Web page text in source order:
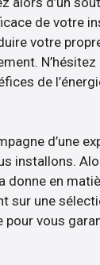
de votre
votre
de
d’une
installons.
donne en
sur une
vous